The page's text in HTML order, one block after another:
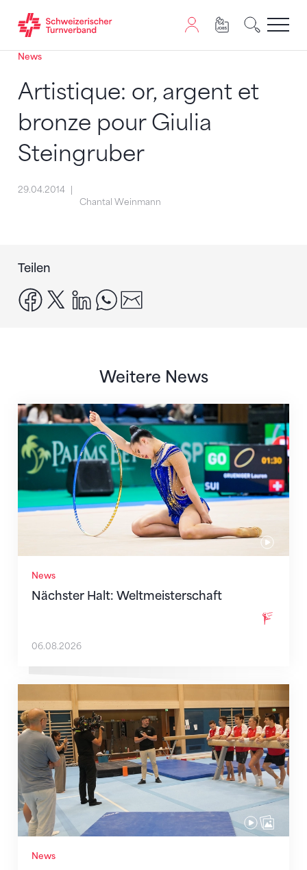
Zum Inhalt springen
Zur Sitemap navigieren
Zum Navigieren dieser Seite wird JavaScript benötigt.
News
Artistique: or, argent et
bronze pour Giulia
Steingruber
29.04.2014
Chantal Weinmann
Teilen
facebook
x linkedinwhatsapp
Weitere News
News
Nächster Halt: Weltmeisterschaft
Nächster Halt: Weltmeisterschaft
06.08.2026
News
Mit klaren Zielen nach Zagreb